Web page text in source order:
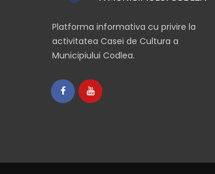
Platforma informativa cu privire la
activitatea Casei de Cultura a
Municipiului Codlea.